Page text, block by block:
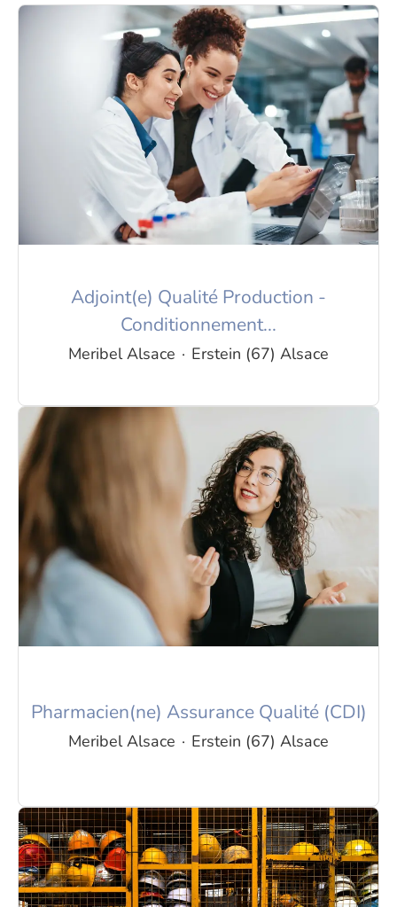
Adjoint(e) Qualité Production -
Conditionnement...
Meribel Alsace · Erstein (67) Alsace
Pharmacien(ne) Assurance Qualité (CDI)
Meribel Alsace · Erstein (67) Alsace